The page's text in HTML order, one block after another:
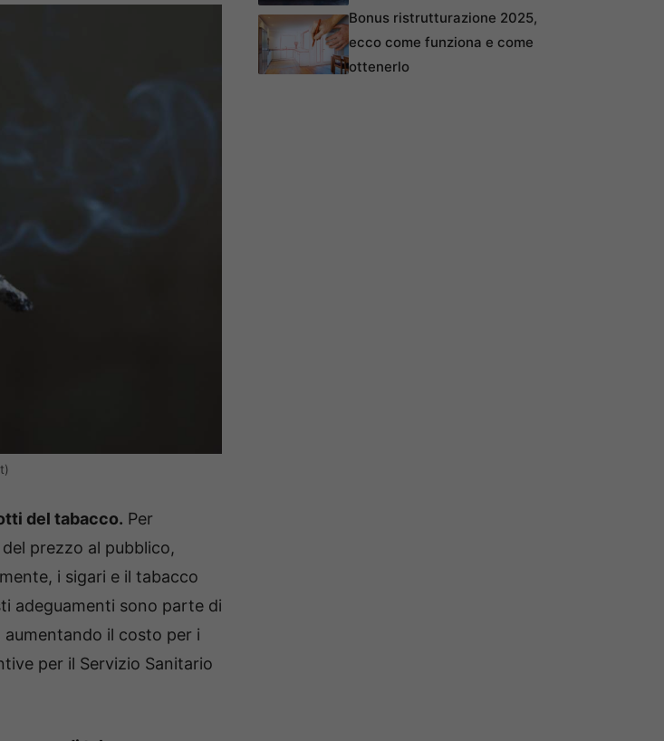
del tabacco. Per
prezzo al pubblico,
i sigari e il tabacco
adeguamenti sono parte di
il costo per i
per il Servizio Sanitario
Bonus ristrutturazione 2025,
ecco come funziona e come
ottenerlo